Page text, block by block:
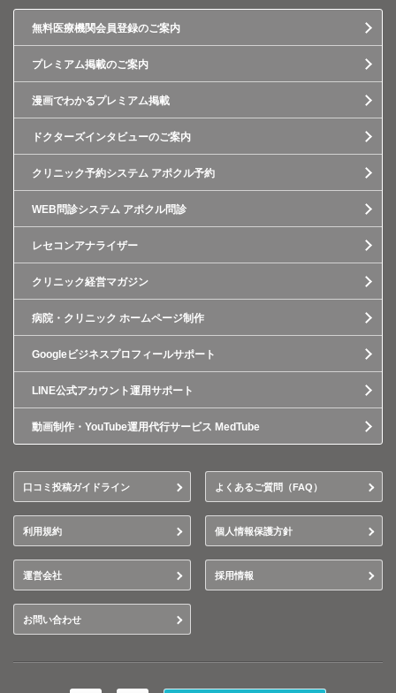
無料医療機関会員登録のご案内
プレミアム掲載のご案内
漫画でわかるプレミアム掲載
ドクターズインタビューのご案内
クリニック予約システム アポクル予約
WEB問診システム アポクル問診
レセコンアナライザー
クリニック経営マガジン
病院・クリニック ホームページ制作
Googleビジネスプロフィールサポート
LINE公式アカウント運用サポート
動画制作・YouTube運用代行サービス MedTube
口コミ投稿ガイドライン よくあるご質問（FAQ）
利用規約 個人情報保護方針
運営会社 採用情報
お問い合わせ